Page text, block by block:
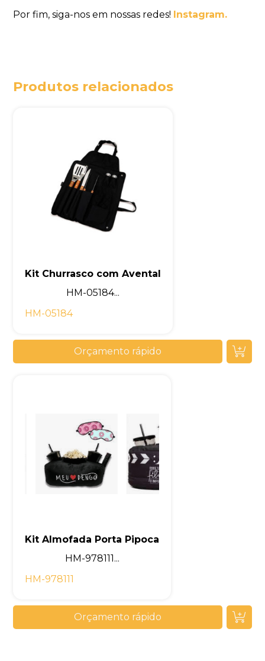
Por fim, siga-nos em nossas redes! Instagram.
Produtos relacionados
Kit Churrasco com Avental
HM-05184...
HM-05184
Orçamento rápido
Kit Almofada Porta Pipoca
HM-978111...
HM-978111
Orçamento rápido